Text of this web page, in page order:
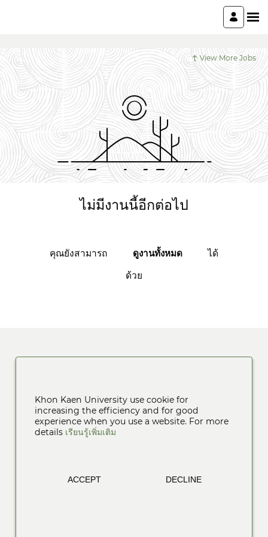
View More Jobs
ไม่มีงานนี้อีกต่อไป
คุณยังสามารถ ดูงานทั้งหมด
ได้
ด้วย
Khon Kaen University use cookie for
increasing the efficiency and for good
experience when you use a website. For more
details เรียนรู้เพิ่มเติม
ACCEPT DECLINE